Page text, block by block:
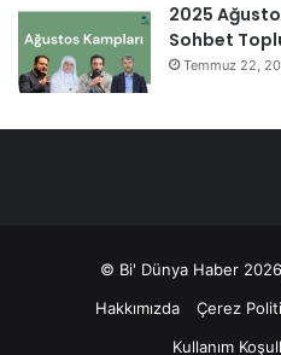
2025
Sohbet
Temmuz 22,
© Bi' Dünya Haber 2026,
Hakkımızda
Çerez
Kullanım